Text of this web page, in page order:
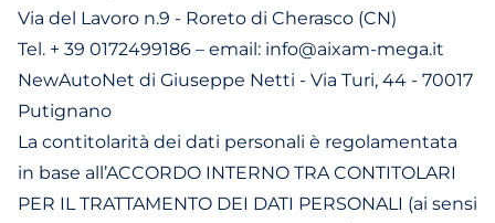
Via del Lavoro n.9 - Roreto di Cherasco (CN)
Tel. + 39 0172499186 – email: info@aixam-mega.it
NewAutoNet di Giuseppe Netti - Via Turi, 44 - 70017
Putignano
La contitolarità dei dati personali è regolamentata
in base all’ACCORDO INTERNO TRA CONTITOLARI
PER IL TRATTAMENTO DEI DATI PERSONALI (ai sensi